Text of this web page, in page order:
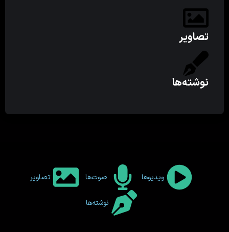
تصاویر
نوشته‌ها
ویدیوها صوت‌ها تصاویر
نوشته‌ها